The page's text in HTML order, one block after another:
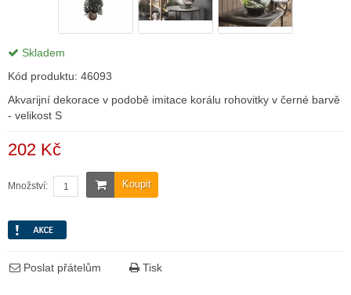
Skladem
Kód produktu: 46093
Akvarijní dekorace v podobě imitace korálu rohovitky v černé barvě
- velikost S
202 Kč
Koupit
Množství:
Poslat přátelům Tisk